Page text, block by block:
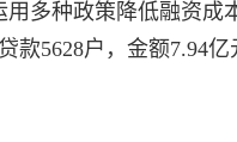
多种政策降低融资
5628户，金额7.94